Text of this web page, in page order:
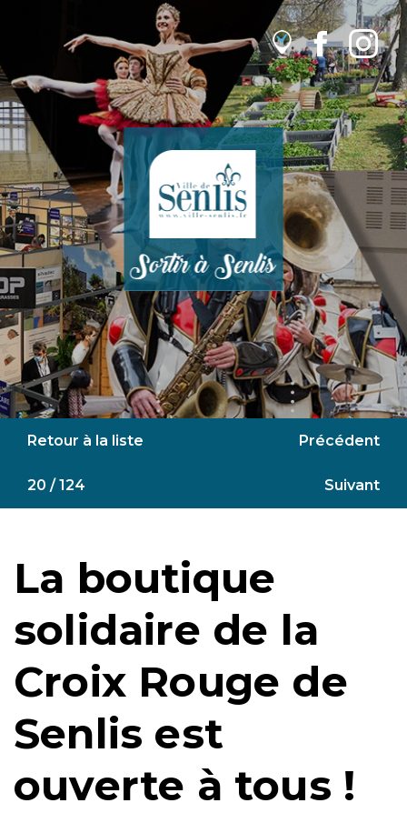
Retour à la liste Précédent
20 / 124 Suivant
La boutique
solidaire de la
Croix Rouge de
Senlis est
ouverte à tous !